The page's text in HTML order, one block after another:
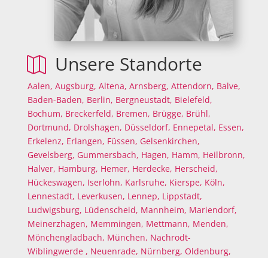
 Unsere Standorte
Aalen, Augsburg, Altena, Arnsberg, Attendorn, Balve,
Baden-Baden, Berlin, Bergneustadt, Bielefeld,
Bochum, Breckerfeld, Bremen, Brügge, Brühl,
Dortmund, Drolshagen, Düsseldorf, Ennepetal, Essen,
Erkelenz, Erlangen, Füssen, Gelsenkirchen,
Gevelsberg, Gummersbach, Hagen, Hamm, Heilbronn,
Halver, Hamburg, Hemer, Herdecke, Herscheid,
Hückeswagen, Iserlohn, Karlsruhe, Kierspe, Köln,
Lennestadt, Leverkusen, Lennep, Lippstadt,
Ludwigsburg, Lüdenscheid, Mannheim, Mariendorf,
Meinerzhagen, Memmingen, Mettmann, Menden,
Mönchengladbach, München, Nachrodt-
Wiblingwerde , Neuenrade, Nürnberg, Oldenburg,